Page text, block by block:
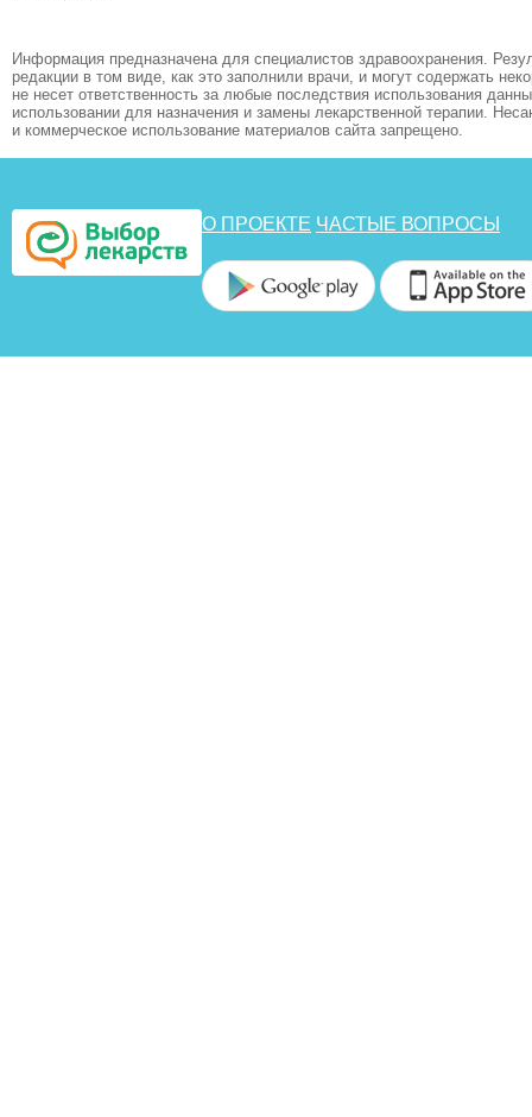
Информация предназначена для специалистов здравоохранения.
редакции в том виде, как это заполнили врачи, и могут содержать
не несет ответственность за любые последствия использования
использовании для назначения и замены лекарственной терапии.
и коммерческое использование материалов сайта запрещено.
О ПРОЕКТЕ ЧАСТЫЕ ВОПРОСЫ